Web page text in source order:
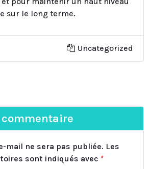
sur le long terme.
Uncategorized
mail ne sera pas publiée. Les
sont indiqués avec *